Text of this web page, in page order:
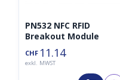
PN532 NFC RFID
Breakout Module
CHF 11.14
exkl. MWST